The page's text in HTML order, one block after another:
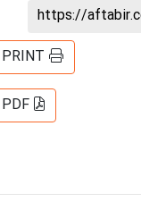
https://
PRINT
PDF